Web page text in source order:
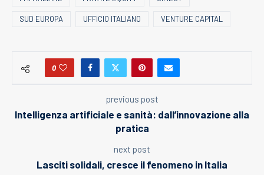
SUD EUROPA UFFICIO ITALIANO VENTURE CAPITAL
0
previous post
Intelligenza artificiale e sanità: dall’innovazione alla
pratica
next post
Lasciti solidali, cresce il fenomeno in Italia